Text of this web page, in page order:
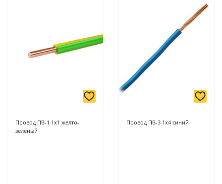
Провод ПВ-1 1х1 желто-
зеленый
Провод ПВ-3 1х4 синий